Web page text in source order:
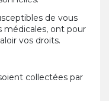
de vous
médicales, ont pour
vos droits.
collectées par